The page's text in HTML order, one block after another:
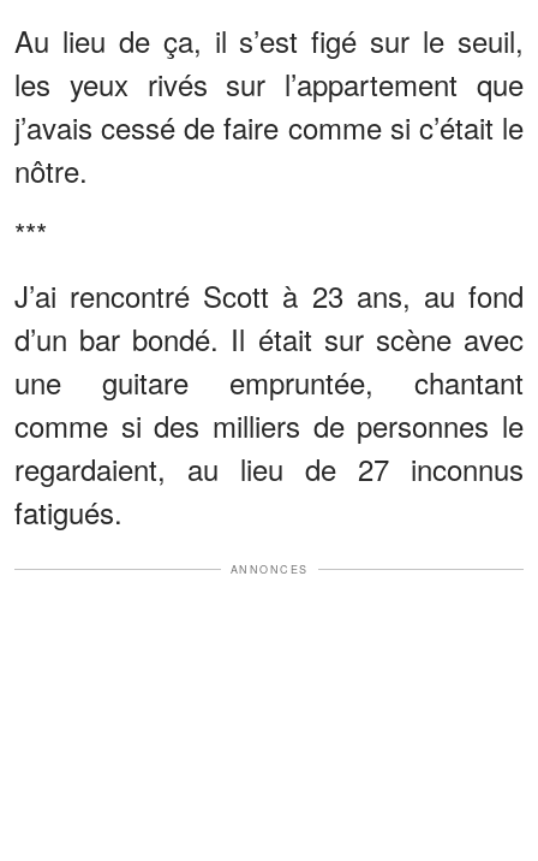
Au lieu de ça, il s’est figé sur le seuil,
les yeux rivés sur l’appartement que
j’avais cessé de faire comme si c’était le
nôtre.
***
J’ai rencontré Scott à 23 ans, au fond
d’un bar bondé. Il était sur scène avec
une guitare empruntée, chantant
comme si des milliers de personnes le
regardaient, au lieu de 27 inconnus
fatigués.
ANNONCES